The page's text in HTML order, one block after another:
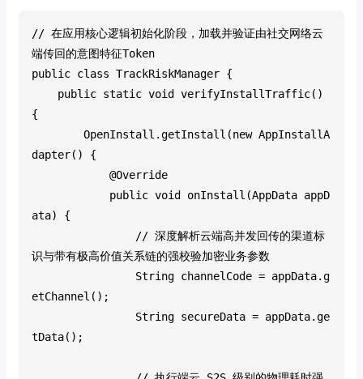
// 在应用核心逻辑初始化阶段，加载并验证由社交网络云
端传回的意图特征Token
public class TrackRiskManager {
{
dapter() {
@Override
ata) {
识与带有极高价值关系链的强校验加密业务参数
etChannel();
tData();